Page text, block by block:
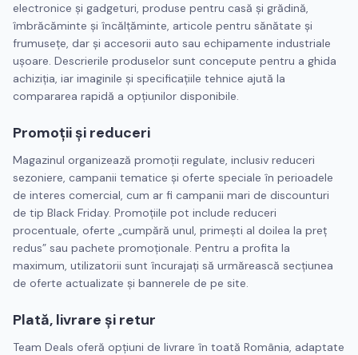
electronice și gadgeturi, produse pentru casă și grădină,
îmbrăcăminte și încălțăminte, articole pentru sănătate și
frumusețe, dar și accesorii auto sau echipamente industriale
ușoare. Descrierile produselor sunt concepute pentru a ghida
achiziția, iar imaginile și specificațiile tehnice ajută la
compararea rapidă a opțiunilor disponibile.
Promoții și reduceri
Magazinul organizează promoții regulate, inclusiv reduceri
sezoniere, campanii tematice și oferte speciale în perioadele
de interes comercial, cum ar fi campanii mari de discounturi
de tip Black Friday. Promoțiile pot include reduceri
procentuale, oferte „cumpără unul, primești al doilea la preț
redus” sau pachete promoționale. Pentru a profita la
maximum, utilizatorii sunt încurajați să urmărească secțiunea
de oferte actualizate și bannerele de pe site.
Plată, livrare și retur
Team Deals oferă opțiuni de livrare în toată România, adaptate